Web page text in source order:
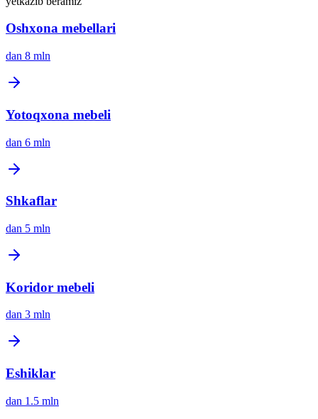
Oshxona mebellari
dan 8 mln
Yotoqxona mebeli
dan 6 mln
Shkaflar
dan 5 mln
Koridor mebeli
dan 3 mln
Eshiklar
dan 1.5 mln